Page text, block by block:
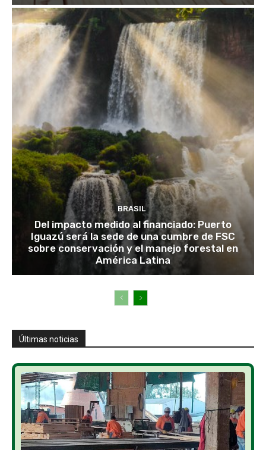
BRASIL
Del impacto medido al financiado: Puerto
Iguazú será la sede de una cumbre de FSC
sobre conservación y el manejo forestal en
América Latina
Últimas noticias